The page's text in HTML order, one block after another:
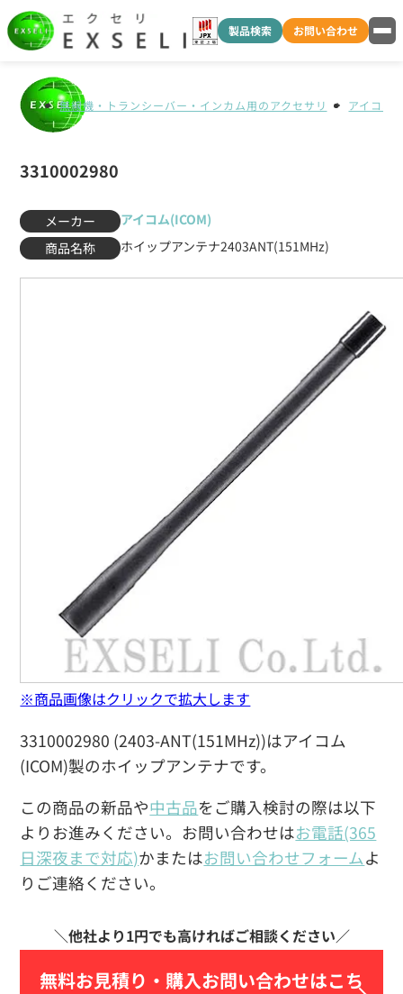
製品検索 お問い合わせ
無線機・トランシーバー・インカム用のアクセサリ アイコム
3310002980
メーカー
アイコム(ICOM)
商品名称
ホイップアンテナ2403ANT(151MHz)
3310002980 (2403-ANT(151MHz))はアイコム
(ICOM)製のホイップアンテナです。
この商品の新品や中古品をご購入検討の際は以下
よりお進みください。お問い合わせはお電話(365
日深夜まで対応)かまたはお問い合わせフォームよ
りご連絡ください。
無料お見積り・ 購入お問い合わせはこち
※商品画像はクリックで拡大します